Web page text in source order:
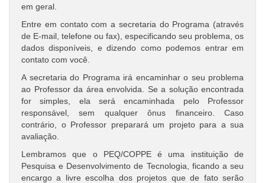
em geral.
Entre em contato com a secretaria do Programa (através
de E-mail, telefone ou fax), especificando seu problema, os
dados disponíveis, e dizendo como podemos entrar em
contato com você.
A secretaria do Programa irá encaminhar o seu problema
ao Professor da área envolvida. Se a solução encontrada
for simples, ela será encaminhada pelo Professor
responsável, sem qualquer ônus financeiro. Caso
contrário, o Professor preparará um projeto para a sua
avaliação.
Lembramos que o PEQ/COPPE é uma instituição de
Pesquisa e Desenvolvimento de Tecnologia, ficando a seu
encargo a livre escolha dos projetos que de fato serão